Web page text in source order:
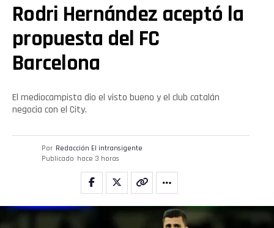
Rodri Hernández aceptó la
propuesta del FC
Barcelona
El mediocampista dio el visto bueno y el club catalán
negocia con el City.
Por Redacción El intransigente
Publicado hace 3 horas